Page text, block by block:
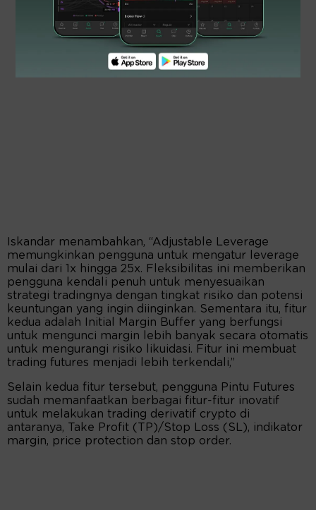
Iskandar menambahkan, “Adjustable Leverage
memungkinkan pengguna untuk mengatur leverage
mulai dari 1x hingga 25x. Fleksibilitas ini memberikan
pengguna kendali penuh untuk menyesuaikan
strategi tradingnya dengan tingkat risiko dan potensi
keuntungan yang ingin diinginkan. Sementara itu, fitur
kedua adalah Initial Margin Buffer yang berfungsi
untuk mengunci margin lebih banyak secara otomatis
untuk mengurangi risiko likuidasi. Fitur ini membuat
trading futures menjadi lebih terkendali,”
Selain kedua fitur tersebut, pengguna Pintu Futures
sudah memanfaatkan berbagai fitur-fitur inovatif
untuk melakukan trading derivatif crypto di
antaranya, Take Profit (TP)/Stop Loss (SL), indikator
margin, price protection dan stop order.